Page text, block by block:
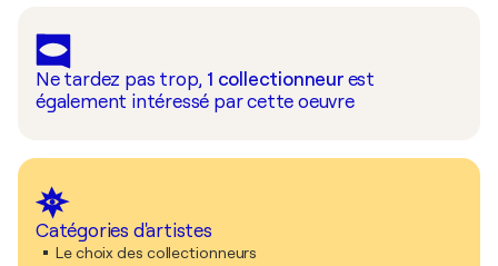
Ne tardez pas trop, 1 collectionneur est
également intéressé par cette oeuvre
Catégories d'artistes
Le choix des collectionneurs